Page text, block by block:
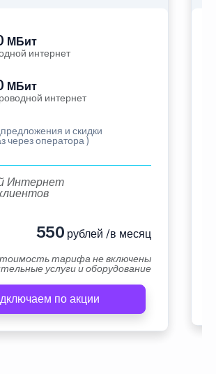
МБит
интернет
МБит
интернет
и скидки
через оператора )
Интернет
550 рублей /в месяц
тарифа не включены
услуги и оборудование
по акции